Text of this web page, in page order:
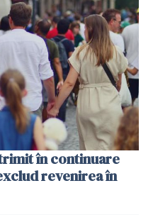
în continuare
revenirea în